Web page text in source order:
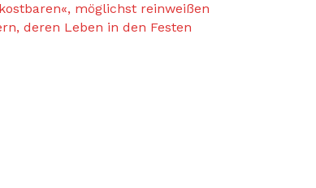
möglichst reinweißen
deren Leben in den Festen